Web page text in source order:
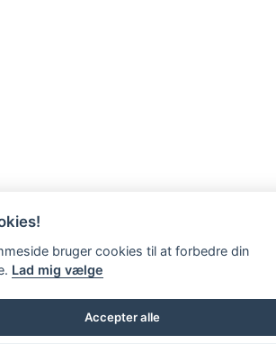
bruger cookies til at forbedre din
Lad mig vælge
Accepter alle